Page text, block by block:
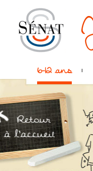
6-12 ans